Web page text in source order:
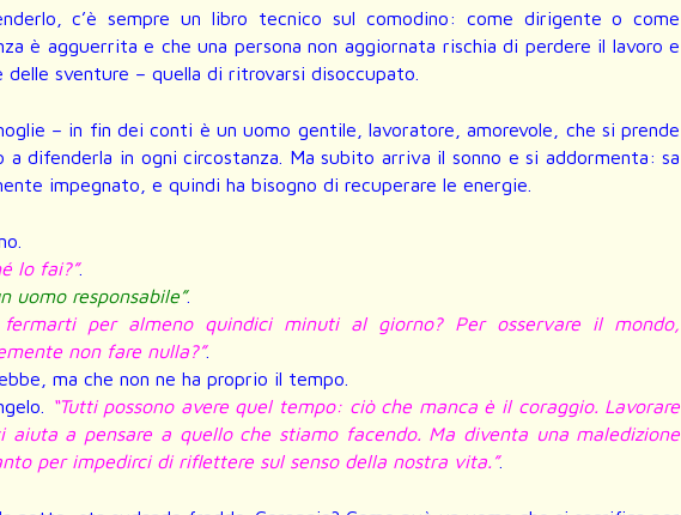
c’è sempre un libro tecnico sul comodino: come dirigente o come
è agguerrita e che una persona non aggiornata rischia di perdere il lavoro e
sventure – quella di ritrovarsi disoccupato.
– in fin dei conti è un uomo gentile, lavoratore, amorevole, che si prende
difenderla in ogni circostanza. Ma subito arriva il sonno e si addormenta: sa
impegnato, e quindi ha bisogno di recuperare le energie.
lo fai?”.
uomo responsabile”.
fermarti per almeno quindici minuti al giorno? Per osservare il mondo,
non fare nulla?”.
ma che non ne ha proprio il tempo.
“Tutti possono avere quel tempo: ciò che manca è il coraggio. Lavorare
aiuta a pensare a quello che stiamo facendo. Ma diventa una maledizione
per impedirci di riflettere sul senso della nostra vita.”.